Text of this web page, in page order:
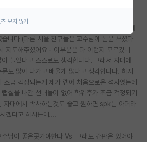
게시판
게시판
라갈지 고민중입니다.
라고 하면 교수님이 지도를 잘해주십니다.
를 2년동안 열심히 지도해주셔서 if 16인 저널에
니다 (다른 서울 친구들은 교수님이 논문 쓰셨다
지도해주셨어요 - 이부분은 다 이런지 모르겠네
늘었다고 스스로도 생각합니다. 그래서 자대에
도 많이 나가고 배울게 많다고 생각합니다. 하지
조금 걱정되는게 제가 랩에 처음으로온 석사였는데
실을 나간 선배들이 없어 학위후가 조금 걱정되기
자대에서 박사하는것도 좋고 원하면 spk는 아더라
겠다고 하시는데....
님이 좋은곳가야한다 Vs. 그래도 간판은 있어야
보지 않기